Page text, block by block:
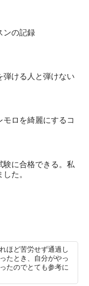
ンの記録
弾ける人と弾けない
ロを綺麗にするコ
験に合格できる。私
た。
ほど苦労せず通過し
たとき、自分がやっ
たのでとても参考に